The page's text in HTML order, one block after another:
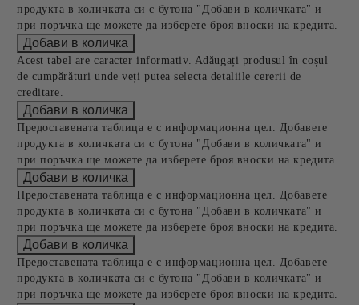
продукта в количката си с бутона "Добави в количката" и
при поръчка ще можете да изберете броя вноски на кредита.
Acest tabel are caracter informativ. Adăugați produsul în coșul
de cumpărături unde veți putea selecta detaliile cererii de
creditare.
Предоставената таблица е с информационна цел. Добавете
продукта в количката си с бутона "Добави в количката" и
при поръчка ще можете да изберете броя вноски на кредита.
Предоставената таблица е с информационна цел. Добавете
продукта в количката си с бутона "Добави в количката" и
при поръчка ще можете да изберете броя вноски на кредита.
Предоставената таблица е с информационна цел. Добавете
продукта в количката си с бутона "Добави в количката" и
при поръчка ще можете да изберете броя вноски на кредита.